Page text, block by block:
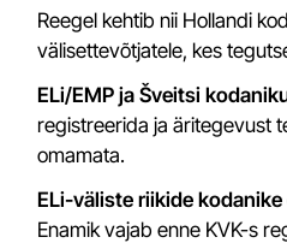
Reegel kehtib nii Hollandi
välisettevõtjatele, kes
ELi/EMP ja Šveitsi
registreerida ja äritegevust
omamata.
ELi-väliste riikide kodanike
Enamik vajab enne KVK-s